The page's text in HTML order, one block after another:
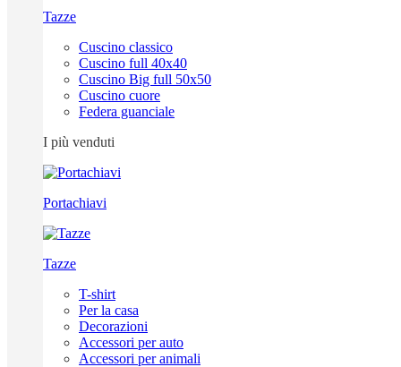
Tazze
Cuscino classico
Cuscino full 40x40
Cuscino Big full 50x50
Cuscino cuore
Federa guanciale
I più venduti
Portachiavi
Tazze
T-shirt
Per la casa
Decorazioni
Accessori per auto
Accessori per animali